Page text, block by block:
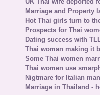
UK Thai wife deported
Marriage and Property
Hot Thai girls turn to
Prospects for Thai
Dating success with
Thai woman making it
Some Thai women
Thai women use
Nigtmare for Italian
Marriage in Thailand -